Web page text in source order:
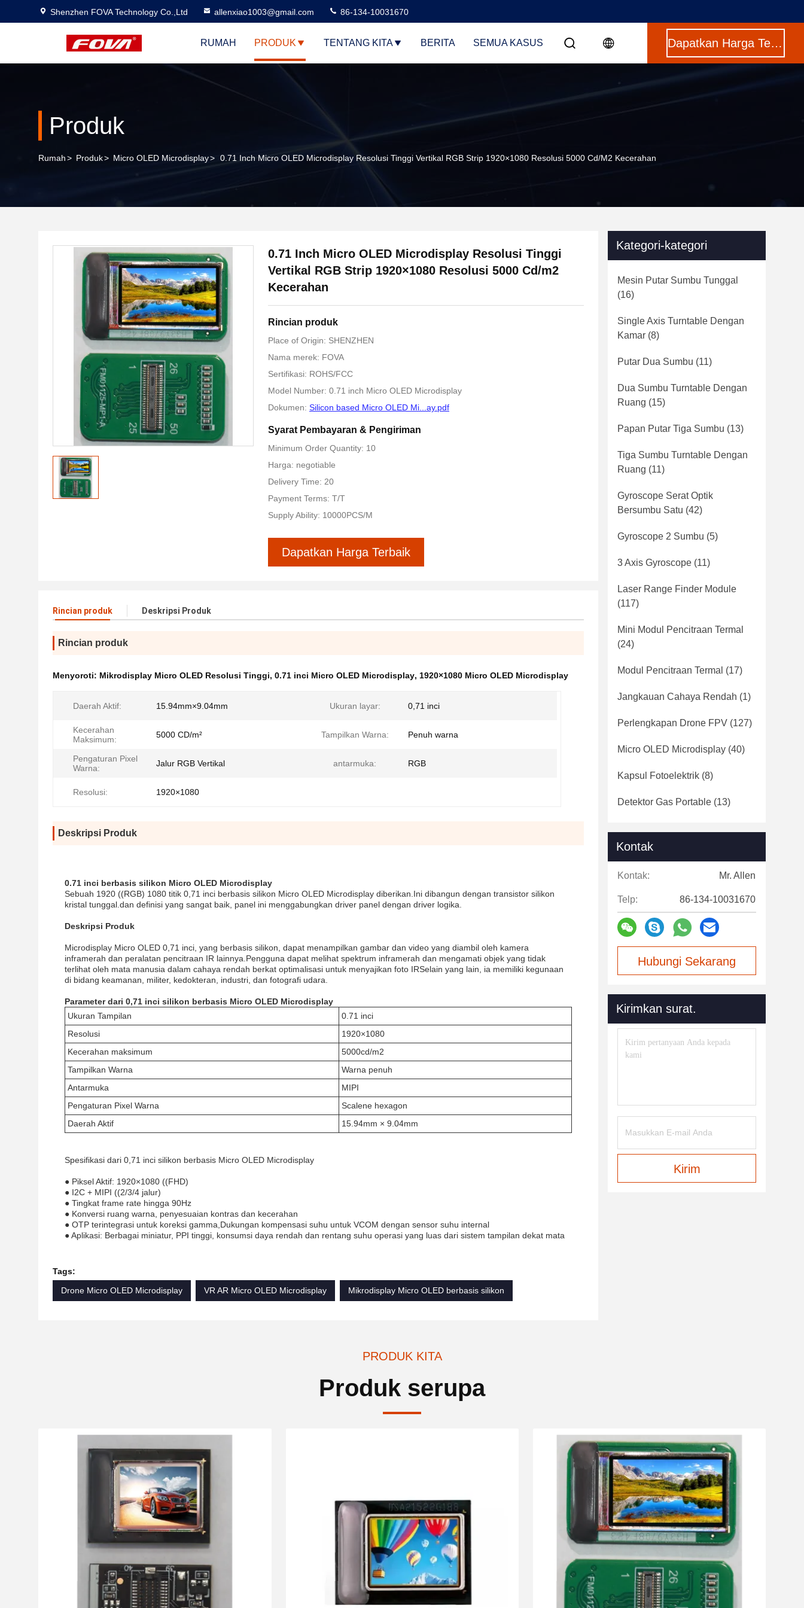
Shenzhen FOVA Technology Co.,Ltd allenxiao1003@gmail.com 86-134-10031670
RUMAH PRODUK TENTANG KITA BERITA SEMUA KASUS Dapatkan Harga Terbaik
Produk
Rumah> Produk> Micro OLED Microdisplay> 0.71 Inch Micro OLED Microdisplay Resolusi Tinggi Vertikal RGB Strip 1920×1080 Resolusi 5000 Cd/m2 Kecerahan
0.71 Inch Micro OLED Microdisplay Resolusi Tinggi
Vertikal RGB Strip 1920×1080 Resolusi 5000 Cd/m2
Kecerahan
Rincian produk
Place of Origin: SHENZHEN
Nama merek: FOVA
Sertifikasi: ROHS/FCC
Model Number: 0.71 inch Micro OLED Microdisplay
Dokumen: Silicon based Micro OLED Mi...ay.pdf
Syarat Pembayaran & Pengiriman
Minimum Order Quantity: 10
Harga: negotiable
Delivery Time: 20
Payment Terms: T/T
Supply Ability: 10000PCS/M
Dapatkan Harga Terbaik
Rincian produk Deskripsi Produk
Rincian produk
Menyoroti: Mikrodisplay Micro OLED Resolusi Tinggi, 0.71 inci Micro OLED Microdisplay, 1920×1080 Micro OLED Microdisplay
Daerah Aktif: 15.94mm×9.04mm Ukuran layar: 0,71 inci
Kecerahan
Maksimum:
5000 CD/m² Tampilkan Warna: Penuh warna
Pengaturan Pixel
Warna:
Jalur RGB Vertikal antarmuka: RGB
Resolusi: 1920×1080
Deskripsi Produk
0.71 inci berbasis silikon Micro OLED Microdisplay
Sebuah 1920 ((RGB) 1080 titik 0,71 inci berbasis silikon Micro OLED Microdisplay diberikan.Ini dibangun dengan transistor silikon
kristal tunggal.dan definisi yang sangat baik, panel ini menggabungkan driver panel dengan driver logika.
Deskripsi Produk
Microdisplay Micro OLED 0,71 inci, yang berbasis silikon, dapat menampilkan gambar dan video yang diambil oleh kamera
inframerah dan peralatan pencitraan IR lainnya.Pengguna dapat melihat spektrum inframerah dan mengamati objek yang tidak
terlihat oleh mata manusia dalam cahaya rendah berkat optimalisasi untuk menyajikan foto IRSelain yang lain, ia memiliki kegunaan
di bidang keamanan, militer, kedokteran, industri, dan fotografi udara.
Parameter dari 0,71 inci silikon berbasis Micro OLED Microdisplay
Ukuran Tampilan
0.71 inci
Resolusi
1920×1080
Kecerahan maksimum
5000cd/m2
Tampilkan Warna
Warna penuh
Antarmuka
MIPI
Pengaturan Pixel Warna
Scalene hexagon
Daerah Aktif
15.94mm × 9.04mm
Spesifikasi dari 0,71 inci silikon berbasis Micro OLED Microdisplay
● Piksel Aktif: 1920×1080 ((FHD)
● I2C + MIPI ((2/3/4 jalur)
● Tingkat frame rate hingga 90Hz
● Konversi ruang warna, penyesuaian kontras dan kecerahan
● OTP terintegrasi untuk koreksi gamma,Dukungan kompensasi suhu untuk VCOM dengan sensor suhu internal
● Aplikasi: Berbagai miniatur, PPI tinggi, konsumsi daya rendah dan rentang suhu operasi yang luas dari sistem tampilan dekat mata
Tags:
Drone Micro OLED Microdisplay
VR AR Micro OLED Microdisplay Mikrodisplay Micro OLED berbasis silikon
Kategori-kategori
Mesin Putar Sumbu Tunggal
(16)
Single Axis Turntable Dengan
Kamar (8)
Putar Dua Sumbu (11)
Dua Sumbu Turntable Dengan
Ruang (15)
Papan Putar Tiga Sumbu (13)
Tiga Sumbu Turntable Dengan
Ruang (11)
Gyroscope Serat Optik
Bersumbu Satu (42)
Gyroscope 2 Sumbu (5)
3 Axis Gyroscope (11)
Laser Range Finder Module
(117)
Mini Modul Pencitraan Termal
(24)
Modul Pencitraan Termal (17)
Jangkauan Cahaya Rendah (1)
Perlengkapan Drone FPV (127)
Micro OLED Microdisplay (40)
Kapsul Fotoelektrik (8)
Detektor Gas Portable (13)
Kontak
Kontak: Mr. Allen
Telp: 86-134-10031670
Hubungi Sekarang
Kirimkan surat.
Kirim
PRODUK KITA
Produk serupa